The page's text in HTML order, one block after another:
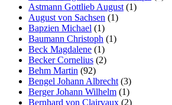
Astmann Gottlieb August (1)
August von Sachsen (1)
Bapzien Michael (1)
Baumann Christoph (1)
Beck Magdalene (1)
Becker Cornelius (2)
Behm Martin (92)
Bengel Johann Albrecht (3)
Berger Johann Wilhelm (1)
Bernhard von Clairvaux (2)